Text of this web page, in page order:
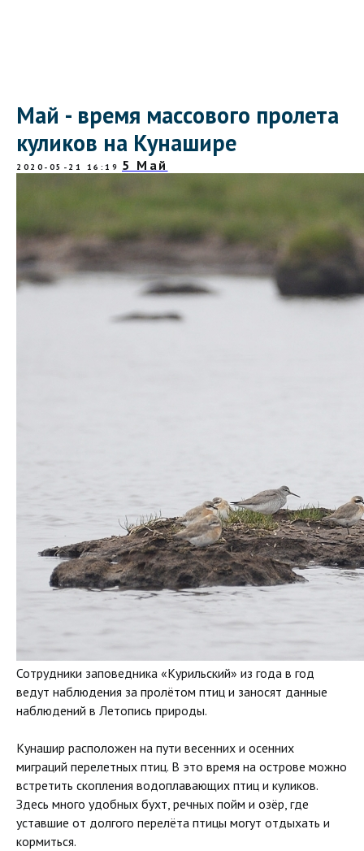
Май - время массового пролета
куликов на Кунашире
2020-05-21 16:19 5 Май
Сотрудники заповедника «Курильский» из года в год
ведут наблюдения за пролётом птиц и заносят данные
наблюдений в Летопись природы.
Кунашир расположен на пути весенних и осенних
миграций перелетных птиц. В это время на острове можно
встретить скопления водоплавающих птиц и куликов.
Здесь много удобных бухт, речных пойм и озёр, где
уставшие от долгого перелёта птицы могут отдыхать и
кормиться.